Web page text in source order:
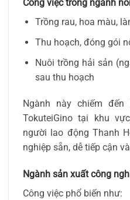
Công việc trong ngành
Trồng rau, hoa màu,
Thu hoạch, đóng gói
Nuôi trồng hải sản
sau thu hoạch
Ngành này chiếm
TokuteiGino tại khu
người lao động Thanh
nghiệp sẵn, dễ tiếp cận
Ngành sản xuất công
Công việc phổ biến như: